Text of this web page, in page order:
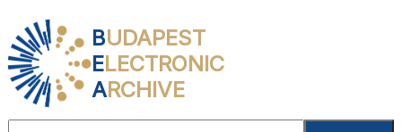
BUDAPEST
ELECTRONIC
ARCHIVE